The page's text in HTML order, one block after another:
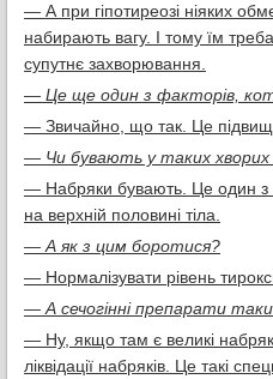
— А при гіпотиреозі ніяких
набирають вагу. І тому їм
супутнє захворювання.
— Це ще один з факторів,
— Звичайно, що так. Це
— Чи бувають у таких хворих
— Набряки бувають. Це один з
на верхній половині тіла.
— А як з цим боротися?
— Нормалізувати рівень
— А сечогінні препарати
— Ну, якщо там є великі
ліквідації набряків. Це такі